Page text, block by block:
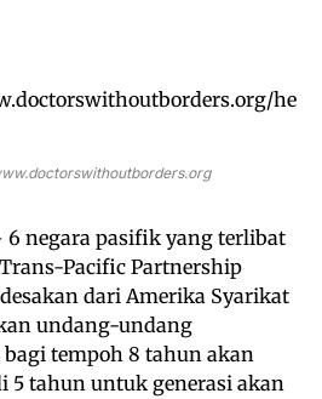
6 negara pasifik yang terlibat
Pacific Partnership
dari Amerika Syarikat
undang-undang
tempoh 8 tahun akan
5 tahun untuk generasi akan